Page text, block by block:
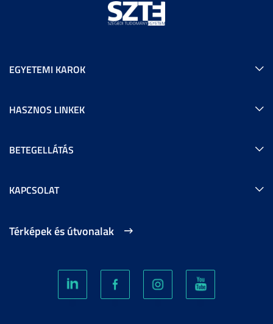
EGYETEMI KAROK
HASZNOS LINKEK
BETEGELLÁTÁS
KAPCSOLAT
Térképek és útvonalak